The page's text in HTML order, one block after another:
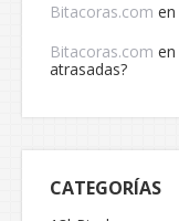
Bitacoras.com en
Bitacoras.com en
atrasadas?
CATEGORÍAS